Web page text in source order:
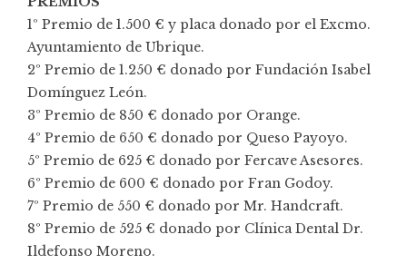
1º Premio de 1.500 € y placa donado por el Excmo.
Ayuntamiento de Ubrique.
2º Premio de 1.250 € donado por Fundación Isabel
Domínguez León.
3º Premio de 850 € donado por Orange.
4º Premio de 650 € donado por Queso Payoyo.
5º Premio de 625 € donado por Fercave Asesores.
6º Premio de 600 € donado por Fran Godoy.
7º Premio de 550 € donado por Mr. Handcraft.
8º Premio de 525 € donado por Clínica Dental Dr.
Ildefonso Moreno.